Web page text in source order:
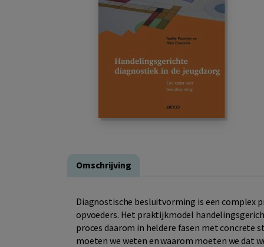
Omschrijving
Diagnostische besluitvorming is een complex
opvoeders. Het praktijkmodel
proces daarom in heldere fasen met
moeten we weten en waarom moeten we dat